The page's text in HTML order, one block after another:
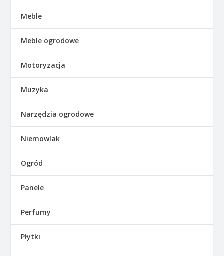
Meble
Meble ogrodowe
Motoryzacja
Muzyka
Narzędzia ogrodowe
Niemowlak
Ogród
Panele
Perfumy
Płytki